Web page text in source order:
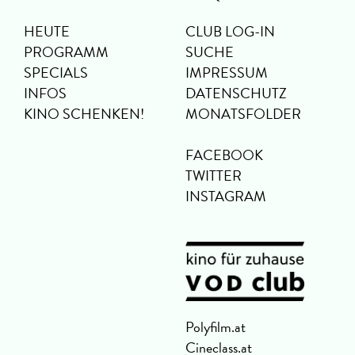
HEUTE
PROGRAMM
SPECIALS
INFOS
KINO SCHENKEN!
CLUB LOG-IN
SUCHE
IMPRESSUM
DATENSCHUTZ
MONATSFOLDER
FACEBOOK
TWITTER
INSTAGRAM
Polyfilm.at
Cineclass.at